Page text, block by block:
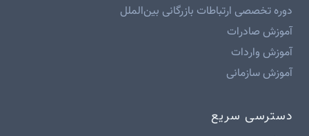
دوره تخصصی ارتباطات بازرگانی بین‌الملل
آموزش صادرات
آموزش واردات
آموزش سازمانی
دسترسی سریع